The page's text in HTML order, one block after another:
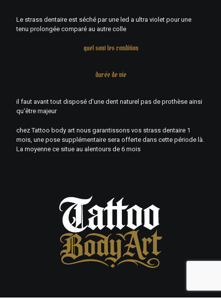
Le strass dentaire est séché par une led a ultra violet pour une
tenu prolongée comparé au autre colle
quel sont les condition
durée de vie
il faut avant tout disposé d'une dent naturel pas de prothèse ainsi
qu'être majeur
chez Tattoo body art nous garantissons vos strass dentaire 1
mois, une pose supplémentaire sera offerte dans cette période là.
La moyenne ce situe au alentours de 6 mois